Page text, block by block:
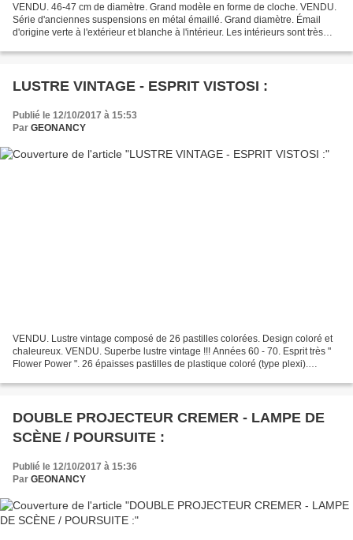
VENDU. 46-47 cm de diamètre. Grand modèle en forme de cloche. VENDU.
Série d'anciennes suspensions en métal émaillé. Grand diamètre. Émail
d'origine verte à l'extérieur et blanche à l'intérieur. Les intérieurs sont très
LUSTRE VINTAGE - ESPRIT VISTOSI :
Publié le 12/10/2017 à 15:53
Par GEONANCY
VENDU. Lustre vintage composé de 26 pastilles colorées. Design coloré et
chaleureux. VENDU. Superbe lustre vintage !!! Années 60 - 70. Esprit très "
Flower Power ". 26 épaisses pastilles de plastique coloré (type plexi).
DOUBLE PROJECTEUR CREMER - LAMPE DE
SCÈNE / POURSUITE :
Publié le 12/10/2017 à 15:36
Par GEONANCY